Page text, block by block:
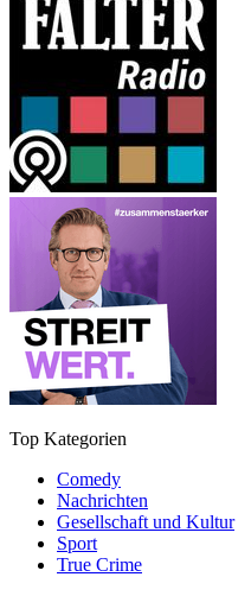
Top Kategorien
Comedy
Nachrichten
Gesellschaft und Kultur
Sport
True Crime